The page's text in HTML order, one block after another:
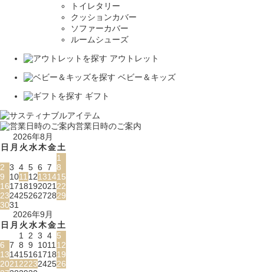
トイレタリー
クッションカバー
ソファーカバー
ルームシューズ
アウトレット
ベビー＆キッズ
ギフト
営業日時のご案内
2026年8月
日 月 火水木金土
1
2 3 4 5 6 7 8
9
1011 12131415
161718192021 22
23242526272829
3031
2026年9月
日 月 火水木金土
1
2 3 4 5
6 7 8 9 1011 12
13141516171819
2021 2223242526